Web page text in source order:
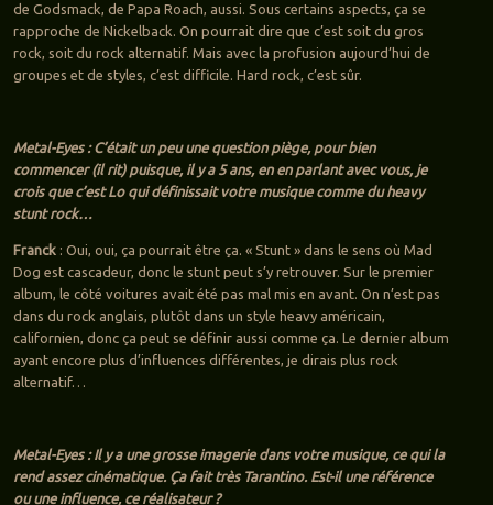
de Godsmack, de Papa Roach, aussi. Sous certains aspects, ça se
rapproche de Nickelback. On pourrait dire que c’est soit du gros
rock, soit du rock alternatif. Mais avec la profusion aujourd’hui de
groupes et de styles, c’est difficile. Hard rock, c’est sûr.
Metal-Eyes : C’était un peu une question piège, pour bien
commencer (il rit) puisque, il y a 5 ans, en en parlant avec vous, je
crois que c’est Lo qui définissait votre musique comme du heavy
stunt rock…
Franck: Oui, oui, ça pourrait être ça. « Stunt » dans le sens où Mad
Dog est cascadeur, donc le stunt peut s’y retrouver. Sur le premier
album, le côté voitures avait été pas mal mis en avant. On n’est pas
dans du rock anglais, plutôt dans un style heavy américain,
californien, donc ça peut se définir aussi comme ça. Le dernier album
ayant encore plus d’influences différentes, je dirais plus rock
alternatif…
Metal-Eyes : Il y a une grosse imagerie dans votre musique, ce qui la
rend assez cinématique. Ça fait très Tarantino. Est-il une référence
ou une influence, ce réalisateur ?